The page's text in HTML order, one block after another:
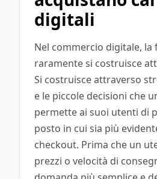
digitali
Nel commercio digitale, la
raramente si costruisce
Si costruisce attraverso
e le piccole decisioni che
permette ai suoi utenti di
posto in cui sia più
checkout. Prima che un
prezzi o velocità di